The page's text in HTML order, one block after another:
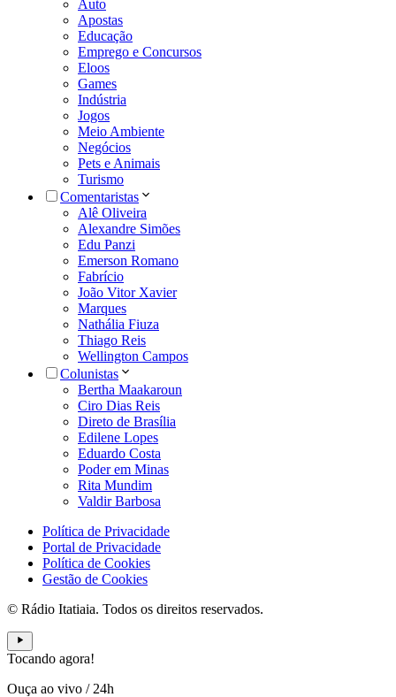
Auto
Apostas
Educação
Emprego e Concursos
Eloos
Games
Indústria
Jogos
Meio Ambiente
Negócios
Pets e Animais
Turismo
Comentaristas
Alê Oliveira
Alexandre Simões
Edu Panzi
Emerson Romano
Fabrício
João Vitor Xavier
Marques
Nathália Fiuza
Thiago Reis
Wellington Campos
Colunistas
Bertha Maakaroun
Ciro Dias Reis
Direto de Brasília
Edilene Lopes
Eduardo Costa
Poder em Minas
Rita Mundim
Valdir Barbosa
Política de Privacidade
Portal de Privacidade
Política de Cookies
Gestão de Cookies
© Rádio Itatiaia. Todos os direitos reservados.
Tocando agora!
Ouça ao vivo / 24h